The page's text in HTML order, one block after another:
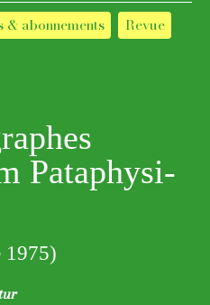
& abonnements
Revue
Pata­phy­si­
1975)